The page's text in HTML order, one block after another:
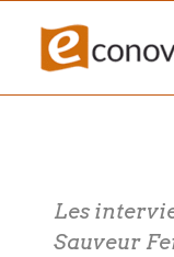
contenu
Les
Sauveur